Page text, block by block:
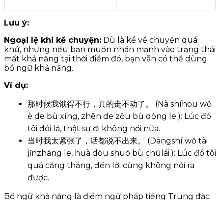
Lưu ý:
Ngoại lệ khi kể chuyện: Dù là kể về chuyện quá
khứ, nhưng nếu bạn muốn nhấn mạnh vào trạng thái
mất khả năng tại thời điểm đó, bạn vẫn có thể dùng
bổ ngữ khả năng.
Ví dụ:
那时候我饿得不行，真的走不动了。 (Nà shíhou wǒ
è de bù xíng, zhēn de zǒu bù dòng le.): Lúc đó
tôi đói lả, thật sự đi không nổi nữa.
当时我太紧张了，话都说不出来。 (Dāngshí wǒ tài
jǐnzhāng le, huà dōu shuō bù chūlái.): Lúc đó tôi
quá căng thẳng, đến lời cũng không nói ra
được.
Bổ ngữ khả năng là điểm ngữ pháp tiếng Trung đặc